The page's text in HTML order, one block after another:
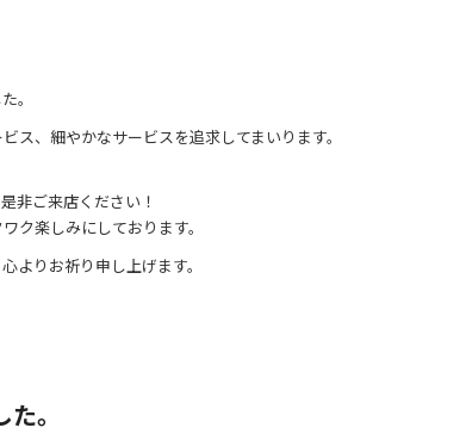
。
ス、細やかなサービスを追求してまいります。
非ご来店ください！
ク楽しみにしております。
よりお祈り申し上げます。
。